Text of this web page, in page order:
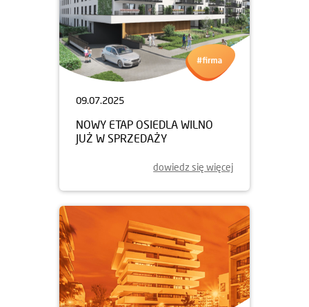
09.07.2025
NOWY ETAP OSIEDLA WILNO
JUŻ W SPRZEDAŻY
dowiedz się więcej